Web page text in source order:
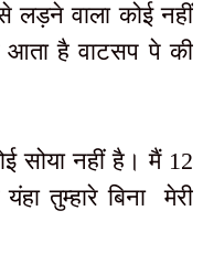
लड़ने वाला कोई नहीं
है वाटसप पे की
सोया नहीं है। मैं 12
तुम्हारे बिना मेरी